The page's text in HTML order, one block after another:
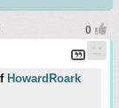
HowardRoark